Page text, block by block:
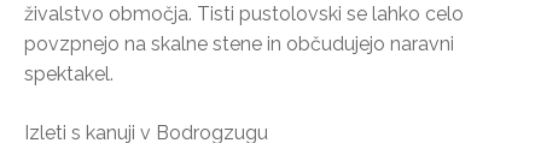
živalstvo območja. Tisti pustolovski se lahko celo
povzpnejo na skalne stene in občudujejo naravni
spektakel.
Izleti s kanuji v Bodrogzugu